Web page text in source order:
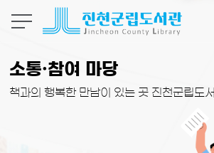
소통·참여 마당
책과의 행복한 만남이 있는 곳 진천군립도